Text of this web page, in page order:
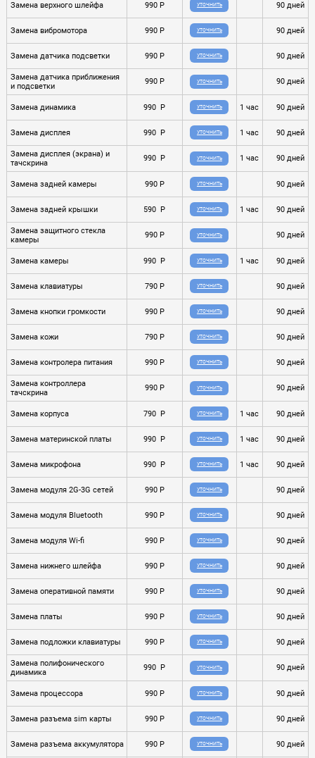
Замена верхного шлейфа 990 P УТОЧНИТЬ 90 дней
Замена вибромотора 990 P УТОЧНИТЬ 90 дней
Замена датчика подсветки 990 P УТОЧНИТЬ 90 дней
Замена датчика приближения
и подсветки
990 P УТОЧНИТЬ 90 дней
Замена динамика 990 P УТОЧНИТЬ 1 час 90 дней
Замена дисплея 990 P УТОЧНИТЬ 1 час 90 дней
Замена дисплея (экрана) и
тачскрина
990 P УТОЧНИТЬ 1 час 90 дней
Замена задней камеры 990 P УТОЧНИТЬ 90 дней
Замена задней крышки 590 P УТОЧНИТЬ 1 час 90 дней
Замена защитного стекла
камеры
990 P УТОЧНИТЬ 90 дней
Замена камеры 990 P УТОЧНИТЬ 1 час 90 дней
Замена клавиатуры 790 P УТОЧНИТЬ 90 дней
Замена кнопки громкости 990 P УТОЧНИТЬ 90 дней
Замена кожи 790 P УТОЧНИТЬ 90 дней
Замена контролера питания 990 P УТОЧНИТЬ 90 дней
Замена контроллера
тачскрина
990 P УТОЧНИТЬ 90 дней
Замена корпуса 790 P УТОЧНИТЬ 1 час 90 дней
Замена материнской платы 990 P УТОЧНИТЬ 1 час 90 дней
Замена микрофона 990 P УТОЧНИТЬ 1 час 90 дней
Замена модуля 2G-3G сетей 990 P УТОЧНИТЬ 90 дней
Замена модуля Bluetooth 990 P УТОЧНИТЬ 90 дней
Замена модуля Wi-fi 990 P УТОЧНИТЬ 90 дней
Замена нижнего шлейфа 990 P УТОЧНИТЬ 90 дней
Замена оперативной памяти 990 P УТОЧНИТЬ 90 дней
Замена платы 990 P УТОЧНИТЬ 90 дней
Замена подложки клавиатуры 990 P УТОЧНИТЬ 90 дней
Замена полифонического
динамика
990 P УТОЧНИТЬ 90 дней
Замена процессора 990 P УТОЧНИТЬ 90 дней
Замена разъема sim карты 990 P УТОЧНИТЬ 90 дней
Замена разъема аккумулятора 990 P УТОЧНИТЬ 90 дней